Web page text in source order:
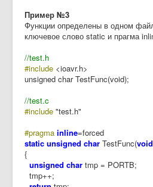
Пример №3
Функции определены в одном
ключевое слово static и прагма
//test.h
#include <ioavr.h>
unsigned char TestFunc(void);
//test.c
#include "test.h"
#pragma inline=forced
static unsigned char TestFunc(void
{
unsigned char tmp = PORTB;
tmp++;